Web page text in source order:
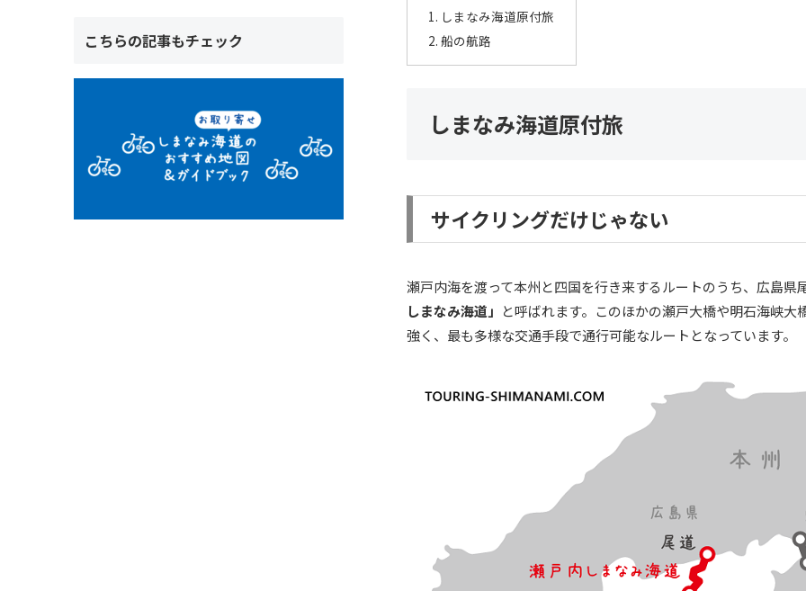
しまなみ海道原付旅
船の航路
しまなみ海道原付旅
サイクリングだけじゃない
瀬戸内海を渡って本州と四国を行き来するルートのうち、広島
しまなみ海道」 と呼ばれます。このほかの瀬戸大橋や明石海峡
強く、最も多様な交通手段で通行可能なルートとなっています。
こちらの記事もチェック